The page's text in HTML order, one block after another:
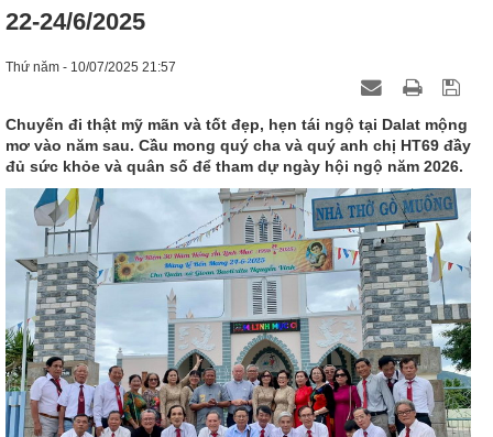
22-24/6/2025
Thứ năm - 10/07/2025 21:57
Chuyến đi thật mỹ mãn và tốt đẹp, hẹn tái ngộ tại Dalat mộng
mơ vào năm sau. Cầu mong quý cha và quý anh chị HT69 đầy
đủ sức khỏe và quân số để tham dự ngày hội ngộ năm 2026.